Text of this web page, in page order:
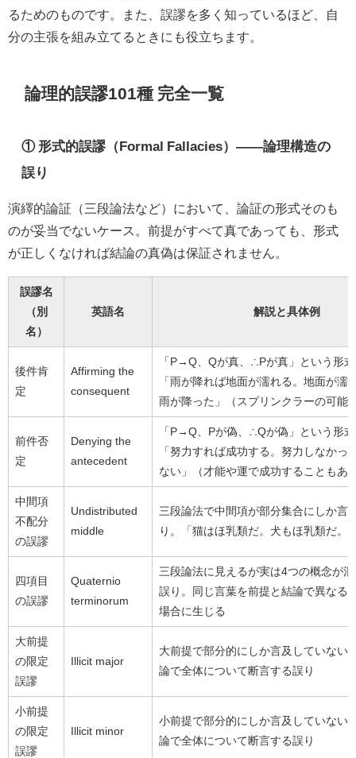
るためのものです。また、誤謬を多く知っているほど、自
分の主張を組み立てるときにも役立ちます。
論理的誤謬101種 完全一覧
① 形式的誤謬（Formal Fallacies）——論理構造の
誤り
演繹的論証（三段論法など）において、論証の形式そのも
のが妥当でないケース。前提がすべて真であっても、形式
が正しくなければ結論の真偽は保証されません。
誤謬名
（別
名）
英語名 解説と具体例
後件肯
定
Affirming the
consequent
「P→Q、Qが真、∴Pが真」という形
「雨が降れば地面が濡れる。地面が濡
雨が降った」（スプリンクラーの可能
前件否
定
Denying the
antecedent
「P→Q、Pが偽、∴Qが偽」という形
「努力すれば成功する。努力しなかっ
ない」（才能や運で成功することもあ
中間項
不配分
の誤謬
Undistributed
middle
三段論法で中間項が部分集合にしか言
り。「猫はほ乳類だ。犬もほ乳類だ。
四項目
の誤謬
Quaternio
terminorum
三段論法に見えるが実は4つの概念が
誤り。同じ言葉を前提と結論で異なる
場合に生じる
大前提
の限定
誤謬
Illicit major
大前提で部分的にしか言及していない
論で全体について断言する誤り
小前提
の限定
誤謬
Illicit minor
小前提で部分的にしか言及していない
論で全体について断言する誤り